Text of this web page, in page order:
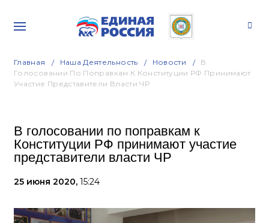
Главная Наша Деятельность Новости
В
Голосовании По Поправкам К Конституции РФ Принимают
Участие Представители Власти ЧР
В голосовании по поправкам к
Конституции РФ принимают участие
представители власти ЧР
25 июня 2020, 15:24